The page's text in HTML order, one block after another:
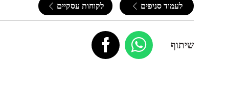
לעמוד סניפים לקוחות עסקיים
שיתוף